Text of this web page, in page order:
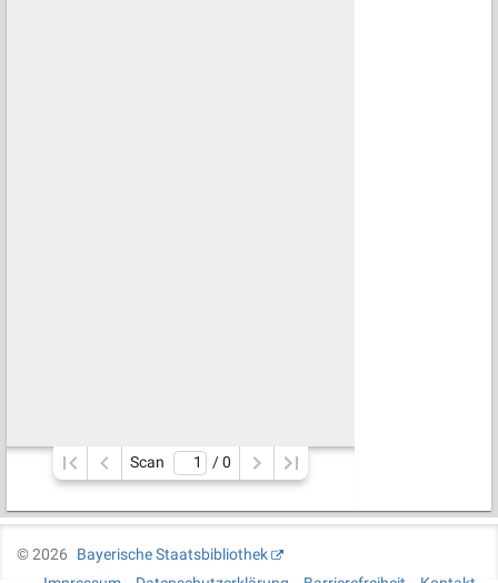
Scan / 0
©2026
Bayerische Staatsbibliothek